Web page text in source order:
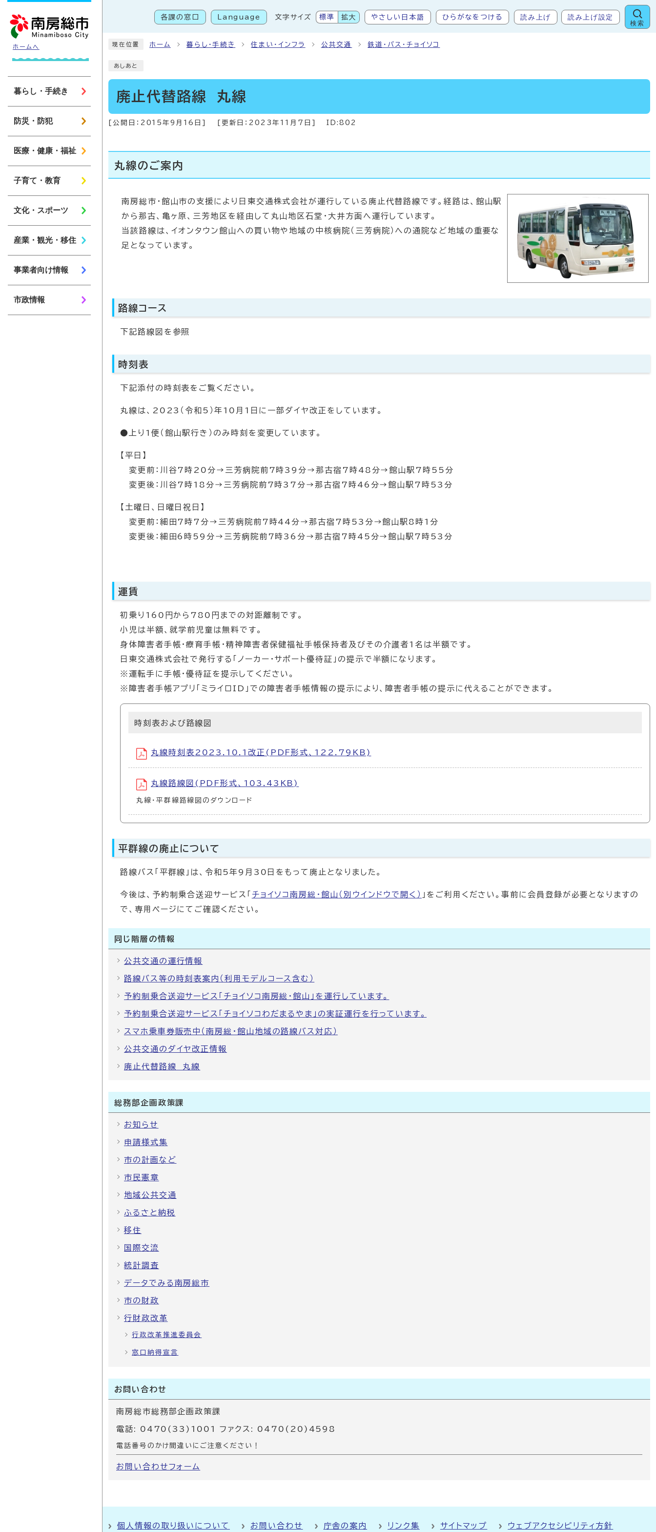
各課の窓口 Language 文字サイズ 標準 拡大 やさしい日本語 ひらがなをつける 読み上げ 読み上げ設定
検索
ホームへ
暮らし・手続き
防災・防犯
医療・健康・福祉
子育て・教育
文化・スポーツ
産業・観光・移住
事業者向け情報
市政情報
現在位置 ホーム 暮らし・手続き 住まい・インフラ 公共交通 鉄道・バス・チョイソコ
あしあと
廃止代替路線 丸線
[公開日： 2015年9月16日 [更新日： 2023年11月7日 ID:802
丸線のご案内
南房総市・館山市の支援により日東交通株式会社が運行している廃止代替路線です。経路は、館山駅
から那古、亀ヶ原、三芳地区を経由して丸山地区石堂・大井方面へ運行しています。
当該路線は、イオンタウン館山への買い物や地域の中核病院（三芳病院）への通院など地域の重要な
足となっています。
路線コース
下記路線図を参照
時刻表
下記添付の時刻表をご覧ください。
丸線は、2023（令和5）年10月1日に一部ダイヤ改正をしています。
●上り1便（館山駅行き）のみ時刻を変更しています。
【平日】
変更前：川谷7時20分→三芳病院前7時39分→那古宿7時48分→館山駅7時55分
変更後：川谷7時18分→三芳病院前7時37分→那古宿7時46分→館山駅7時53分
【土曜日、日曜日祝日】
変更前：細田7時7分→三芳病院前7時44分→那古宿7時53分→館山駅8時1分
変更後：細田6時59分→三芳病院前7時36分→那古宿7時45分→館山駅7時53分
運賃
初乗り160円から780円までの対距離制です。
小児は半額、就学前児童は無料です。
身体障害者手帳・療育手帳・精神障害者保健福祉手帳保持者及びその介護者1名は半額です。
日東交通株式会社で発行する「ノーカー・サポート優待証」の提示で半額になります。
※運転手に手帳・優待証を提示してください。
※障害者手帳アプリ「ミライロID」での障害者手帳情報の提示により、障害者手帳の提示に代えることができます。
時刻表および路線図
丸線時刻表2023.10.1改正(PDF形式、122.79KB)
丸線路線図(PDF形式、103.43KB)
丸線・平群線路線図のダウンロード
平群線の廃止について
路線バス「平群線」は、令和5年9月30日をもって廃止となりました。
今後は、予約制乗合送迎サービス「 チョイソコ南房総・館山 （別ウインドウで開く） 」をご利用ください。事前に会員登録が必要となりますの
で、専用ページにてご確認ください。
同じ階層の情報
公共交通の運行情報
路線バス等の時刻表案内（利用モデルコース含む）
予約制乗合送迎サービス「チョイソコ南房総・館山」を運行しています。
予約制乗合送迎サービス「チョイソコわだまるやま」の実証運行を行っています。
スマホ乗車券販売中（南房総・館山地域の路線バス対応）
公共交通のダイヤ改正情報
廃止代替路線 丸線
総務部企画政策課
お知らせ
申請様式集
市の計画など
市民憲章
地域公共交通
ふるさと納税
移住
国際交流
統計調査
データでみる南房総市
市の財政
行財政改革
行政改革推進委員会
窓口納得宣言
お問い合わせ
南房総市総務部企画政策課
電話: 0470(33)1001 ファクス: 0470(20)4598
電話番号のかけ間違いにご注意ください！
お問い合わせフォーム
個人情報の取り扱いについて お問い合わせ 庁舎の案内 リンク集 サイトマップ ウェブアクセシビリティ方針